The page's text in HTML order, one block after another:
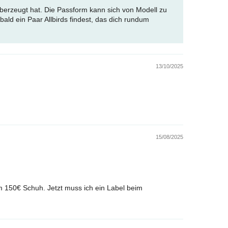
hat. Die Passform kann sich von Modell zu
ein Paar Allbirds findest, das dich rundum
13/10/2025
15/08/2025
Schuh. Jetzt muss ich ein Label beim